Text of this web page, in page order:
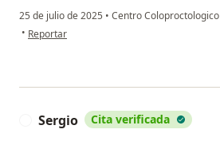
25 de julio de 2025 • Centro Coloproctologico
• en opinión del usuario Juan Galvarini
Reportar
Sergio Cita verificada